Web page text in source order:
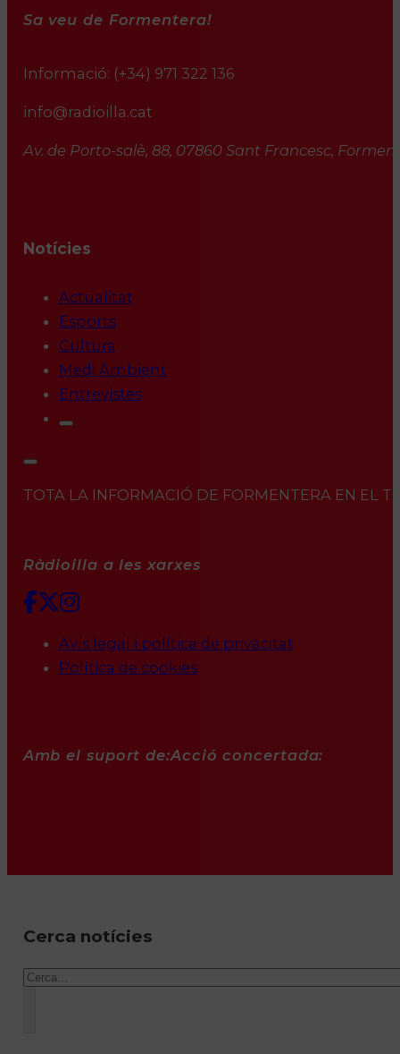
Sa veu de Formentera!
Informació: (+34) 971 322 136
info@radioilla.cat
Av. de Porto-salè, 88, 07860 Sant Francesc,
Notícies
Actualitat
Esports
Cultura
Medi Ambient
Entrevistes
TOTA LA INFORMACIÓ DE FORMENTERA EN EL
Ràdioilla a les xarxes
Avís legal i política de privacitat
Política de cookies
Amb el suport de:Acció concertada:
Cerca notícies
Cercar